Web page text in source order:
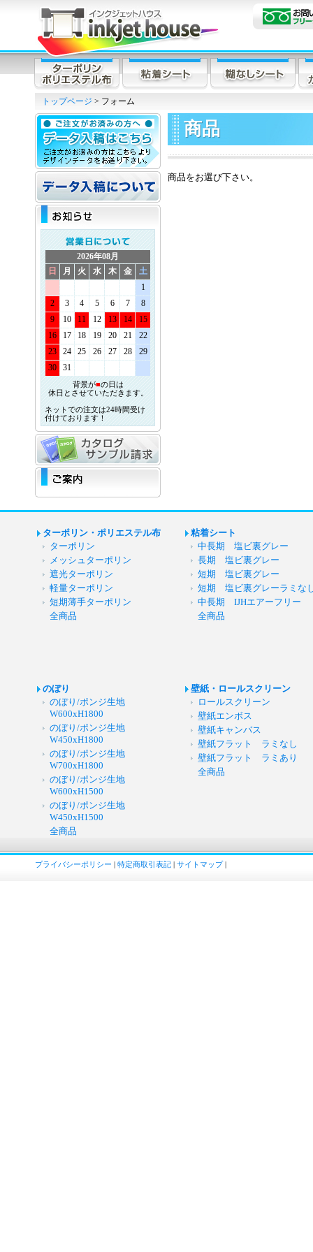
トップページ > フォーム
2026年08月
日
月 火 水 木 金
土
1
2
3 4 5 6 7
8
9
10 11 12 13 14
15
16
17 18 19 20 21
22
23
24 25 26 27 28
29
30
31
背景が■の日は
休日とさせていただきます。
ネットでの注文は24時間受け
付けております！
商品
商品をお選び下さい。
ターポリン・ポリエステル布
ターポリン
メッシュターポリン
遮光ターポリン
軽量ターポリン
短期薄手ターポリン
全商品
粘着シート
中長期 塩ビ裏グレー
長期 塩ビ裏グレー
短期 塩ビ裏グレー
短期 塩ビ裏グレーラミな
中長期 IJHエアーフリー
全商品
のぼり
のぼり/ポンジ生地
W600xH1800
のぼり/ポンジ生地
W450xH1800
のぼり/ポンジ生地
W700xH1800
のぼり/ポンジ生地
W600xH1500
のぼり/ポンジ生地
W450xH1500
全商品
壁紙・ロールスクリーン
ロールスクリーン
壁紙エンボス
壁紙キャンバス
壁紙フラット ラミなし
壁紙フラット ラミあり
全商品
プライバシーポリシー | 特定商取引表記 | サイトマップ|